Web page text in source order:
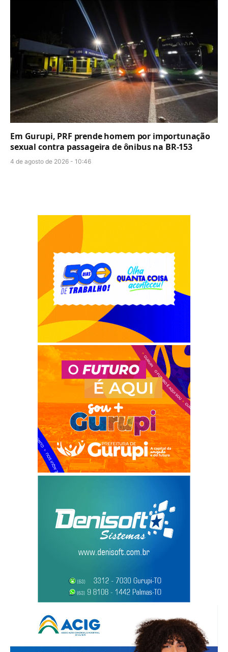
Em Gurupi, PRF prende homem por importunação
sexual contra passageira de ônibus na BR-153
4 de agosto de 2026 - 10:46